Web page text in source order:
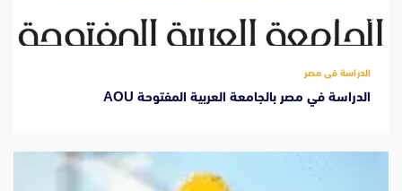
‫1 دقيقة للقراءة
الدراسة فى مصر
الدراسة في مصر بالجامعة العربية المفتوحة AOU